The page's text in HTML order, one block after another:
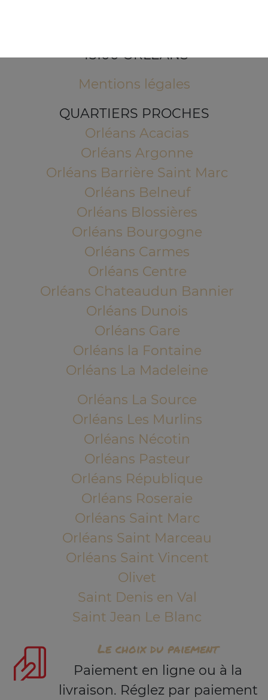
45100 ORLEANS
Mentions légales
QUARTIERS PROCHES
Orléans Acacias
Orléans Argonne
Orléans Barrière Saint Marc
Orléans Belneuf
Orléans Blossières
Orléans Bourgogne
Orléans Carmes
Orléans Centre
Orléans Chateaudun Bannier
Orléans Dunois
Orléans Gare
Orléans la Fontaine
Orléans La Madeleine
Orléans La Source
Orléans Les Murlins
Orléans Nécotin
Orléans Pasteur
Orléans République
Orléans Roseraie
Orléans Saint Marc
Orléans Saint Marceau
Orléans Saint Vincent
Olivet
Saint Denis en Val
Saint Jean Le Blanc
Le choix du paiement
Paiement en ligne ou à la
livraison. Réglez par paiement